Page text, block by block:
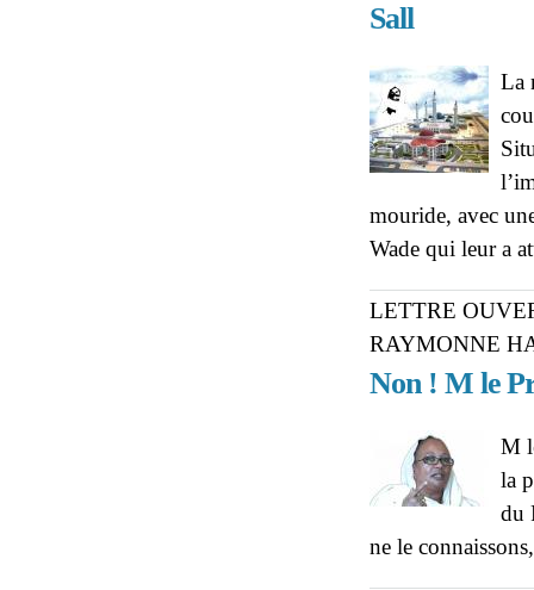
Sall
La
mouride, avec
Wade qui leur a
LETTRE
RAYMONNE
Non ! M le
M
la
du
ne le